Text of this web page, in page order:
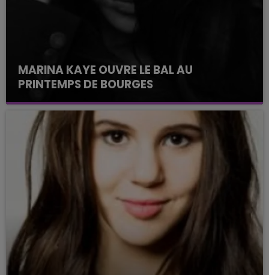
MARINA KAYE OUVRE LE BAL AU
PRINTEMPS DE BOURGES